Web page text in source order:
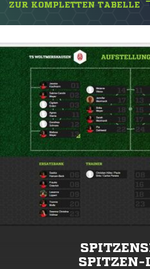
ZUR KOMPLETTEN TABELLE
SPITZEN-